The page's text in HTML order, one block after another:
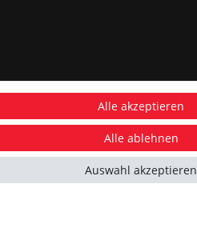
Alle akzeptieren
Alle ablehnen
Auswahl akzeptieren